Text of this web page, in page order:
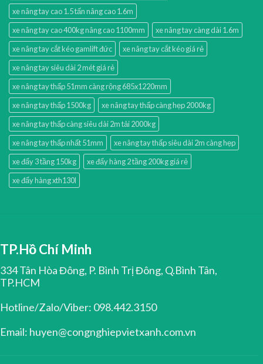
xe nâng tay cao 1.5 tấn nâng cao 1.6m
xe nâng tay cao 400kg nâng cao 1100mm
xe nâng tay càng dài 1.6m
xe nâng tay cắt kéo gamlift đức
xe nâng tay cắt kéo giá rẻ
xe nâng tay siêu dài 2 mét giá rẻ
xe nâng tay thấp 51mm càng rộng 685x1220mm
xe nâng tay thấp 1500kg
xe nâng tay thấp càng hẹp 2000kg
xe nâng tay thấp càng siêu dài 2m tải 2000kg
xe nâng tay thấp nhất 51mm
xe nâng tay thấp siêu dài 2m càng hẹp
xe đẩy 3 tầng 150kg
xe đẩy hàng 2 tầng 200kg giá rẻ
xe đẩy hàng xth130l
TP.Hồ Chí Minh
334 Tân Hòa Đông, P. Bình Trị Đông, Q.Bình Tân,
TP.HCM
Hotline/Zalo/Viber: 098.442.3150
Email: huyen@congnghiepvietxanh.com.vn